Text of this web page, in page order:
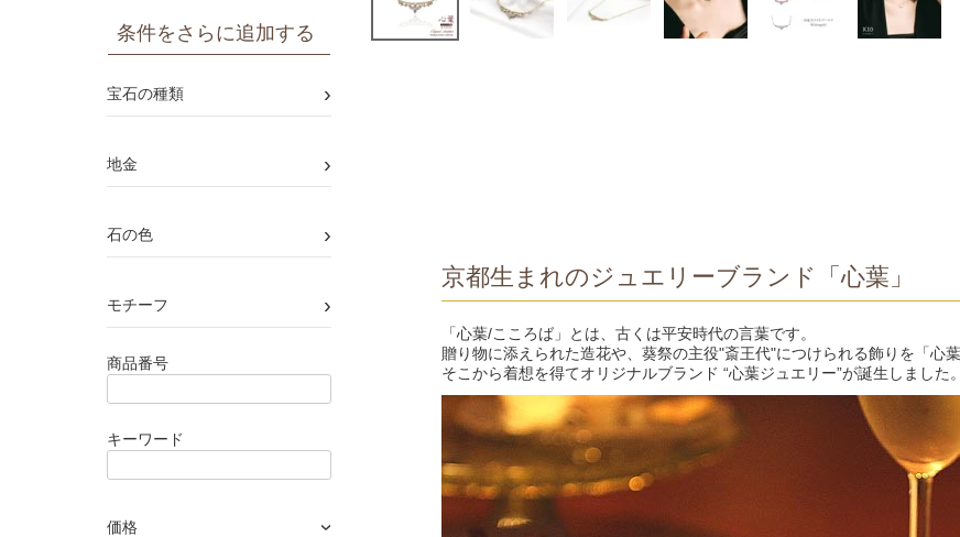
条件をさらに追加する
宝石の種類 ›
地金 ›
石の色 ›
モチーフ ›
商品番号
キーワード
価格 ›
京都生まれのジュエリーブランド「心葉」
「心葉/こころば」とは、古くは平安時代の言葉です。
贈り物に添えられた造花や、葵祭の主役"斎王代"につけられる飾りを「心葉
そこから着想を得てオリジナルブランド “心葉ジュエリー”が誕生しました。